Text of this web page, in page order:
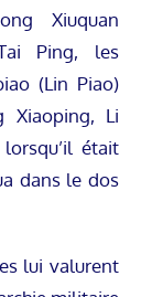
Xiuquan
Ping, les
(Lin Piao)
Xiaoping, Li
était
dans le dos
lui valurent